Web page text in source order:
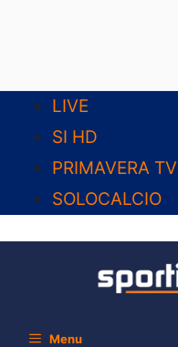
contenuto
LIVE
SI HD
PRIMAVERA TV
SOLOCALCIO
Menu